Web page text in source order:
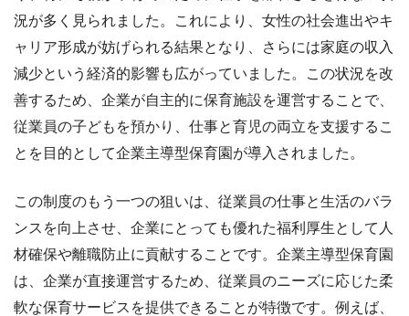
況が多く見られました。これにより、女性の社会進出やキ
ャリア形成が妨げられる結果となり、さらには家庭の収入
減少という経済的影響も広がっていました。この状況を改
善するため、企業が自主的に保育施設を運営することで、
従業員の子どもを預かり、仕事と育児の両立を支援するこ
とを目的として企業主導型保育園が導入されました。
この制度のもう一つの狙いは、従業員の仕事と生活のバラ
ンスを向上させ、企業にとっても優れた福利厚生として人
材確保や離職防止に貢献することです。企業主導型保育園
は、企業が直接運営するため、従業員のニーズに応じた柔
軟な保育サービスを提供できることが特徴です。例えば、